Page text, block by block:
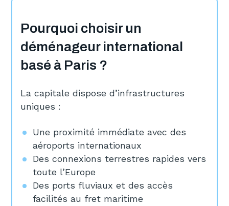
Pourquoi choisir un
déménageur international
basé à Paris ?
La capitale dispose d’infrastructures
uniques :
Une proximité immédiate avec des
aéroports internationaux
Des connexions terrestres rapides vers
toute l’Europe
Des ports fluviaux et des accès
facilités au fret maritime